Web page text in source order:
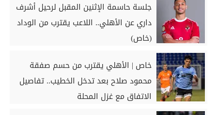
جلسة حاسمة الإثنين المقبل لرحيل أشرف
داري عن الأهلي.. اللاعب يقترب من الوداد
(خاص)
خاص | الأهلي يقترب من حسم صفقة
محمود صلاح بعد تدخل الخطيب.. تفاصيل
الاتفاق مع غزل المحلة